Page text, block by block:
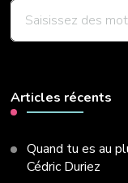
?
Articles récents
Quand tu es au
Cédric Duriez